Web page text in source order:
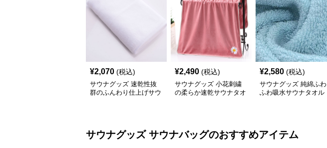
¥2,070 (税込)
サウナグッズ 速乾性抜
群のふんわり仕上げサウ
¥2,490 (税込)
サウナグッズ 小花刺繍
の柔らか速乾サウナタオ
¥2,580 (税込)
サウナグッズ 純綿ふわ
ふわ吸水サウナタオル
サウナグッズ サウナバッグのおすすめアイテム